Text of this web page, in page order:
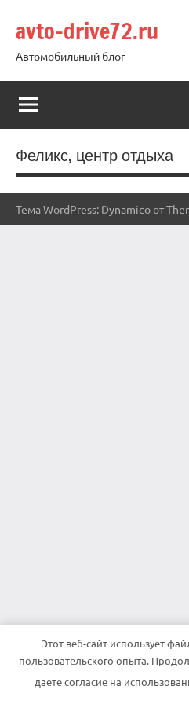
содержимому
avto-drive72.ru
Автомобильный блог
Феликс, центр отдыха
Тема WordPress: Dynamico от
Этот веб-сайт использует
пользовательского опыта.
даете согласие на